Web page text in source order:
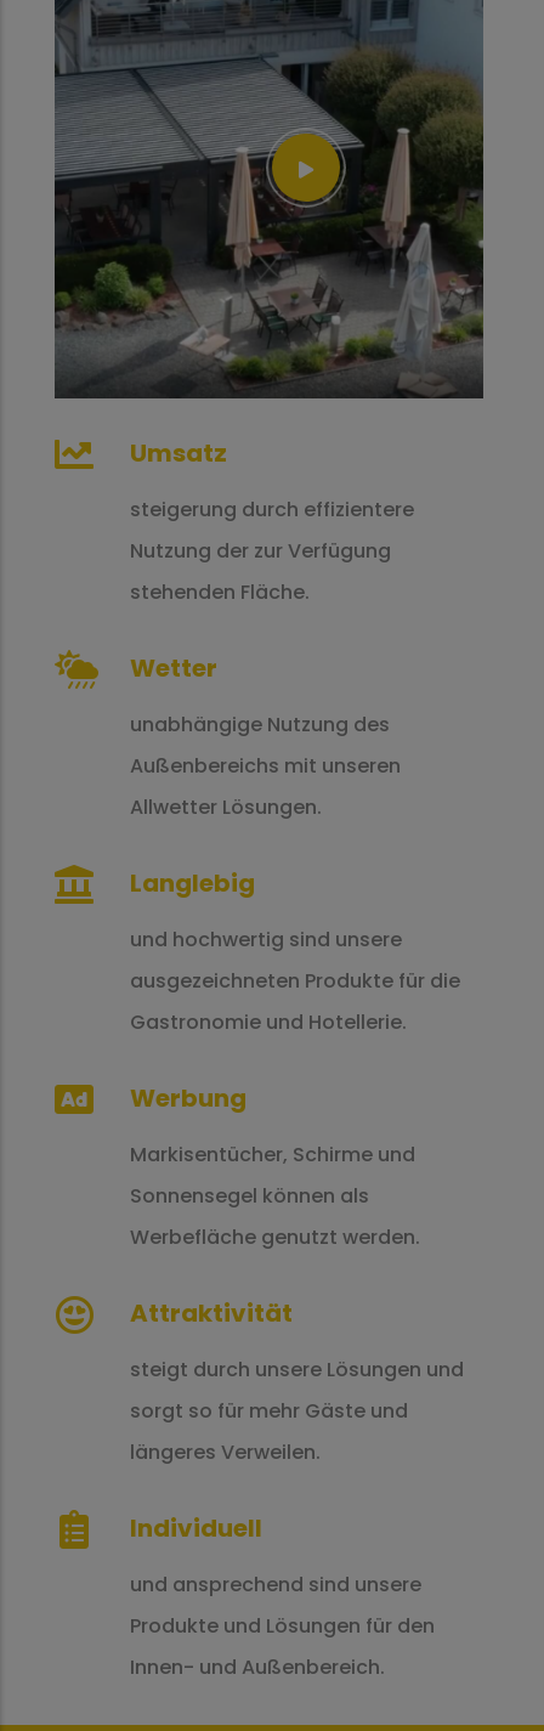
Umsatz
steigerung durch effizientere
Nutzung der zur Verfügung
stehenden Fläche.
Wetter
unabhängige Nutzung des
Außenbereichs mit unseren
Allwetter Lösungen.
Langlebig
und hochwertig sind unsere
ausgezeichneten Produkte für die
Gastronomie und Hotellerie.
Werbung
Markisentücher, Schirme und
Sonnensegel können als
Werbefläche genutzt werden.
Attraktivität
steigt durch unsere Lösungen und
sorgt so für mehr Gäste und
längeres Verweilen.
Individuell
und ansprechend sind unsere
Produkte und Lösungen für den
Innen- und Außenbereich.